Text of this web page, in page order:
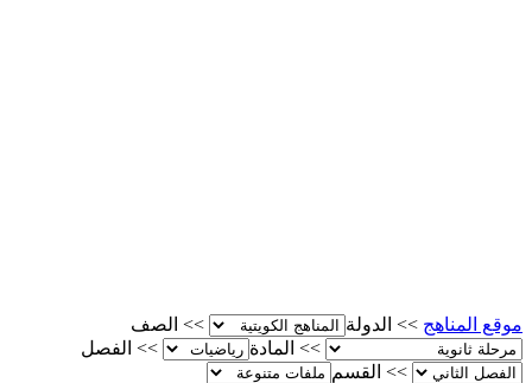
موقع المناهج >> الدولة >>
الصف
>>
المادة >>
الفصل
>>
القسم